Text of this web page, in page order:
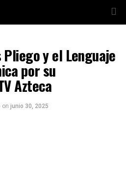
y el Lenguaje
por su
Azteca
on junio 30, 2025